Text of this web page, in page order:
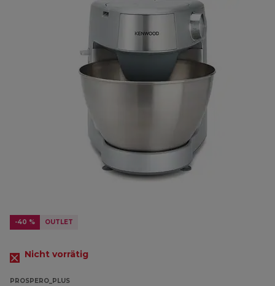
-40 % OUTLET
Nicht vorrätig
PROSPERO_PLUS